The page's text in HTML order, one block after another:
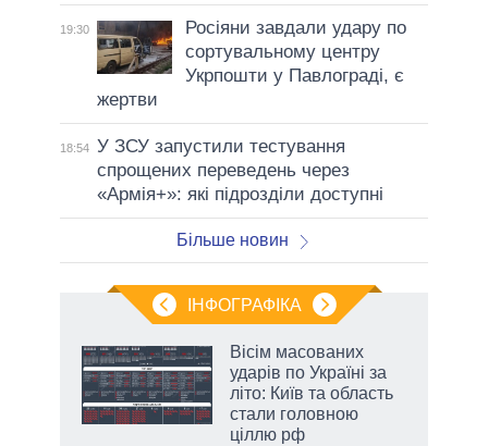
19:30
Росіяни завдали удару по
сортувальному центру
Укрпошти у Павлограді, є
жертви
18:54 У ЗСУ запустили тестування
спрощених переведень через
«Армія+»: які підрозділи доступні
Більше новин
ІНФОГРАФІКА
Вісім масованих
ударів по Україні за
літо: Київ та область
стали головною
ціллю рф